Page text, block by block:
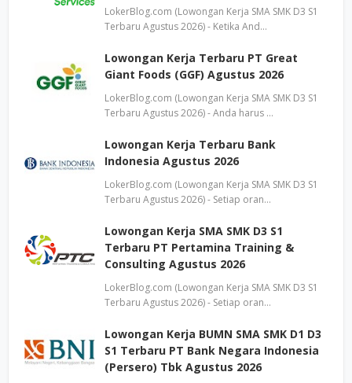
LokerBlog.com (Lowongan Kerja SMA SMK D3 S1
Terbaru Agustus 2026) - Ketika And…
Lowongan Kerja Terbaru PT Great
Giant Foods (GGF) Agustus 2026
LokerBlog.com (Lowongan Kerja SMA SMK D3 S1
Terbaru Agustus 2026) - Anda harus …
Lowongan Kerja Terbaru Bank
Indonesia Agustus 2026
LokerBlog.com (Lowongan Kerja SMA SMK D3 S1
Terbaru Agustus 2026) - Setiap oran…
Lowongan Kerja SMA SMK D3 S1
Terbaru PT Pertamina Training &
Consulting Agustus 2026
LokerBlog.com (Lowongan Kerja SMA SMK D3 S1
Terbaru Agustus 2026) - Setiap oran…
Lowongan Kerja BUMN SMA SMK D1 D3
S1 Terbaru PT Bank Negara Indonesia
(Persero) Tbk Agustus 2026